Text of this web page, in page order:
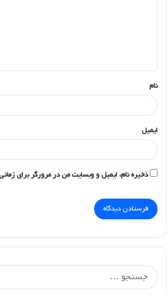
*
نام
ایمیل
ذخیره نام، ایمیل و وبسایت من در مرورگر برای